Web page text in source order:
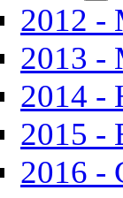
2012 -
2013 -
2014 -
2015 -
2016 -